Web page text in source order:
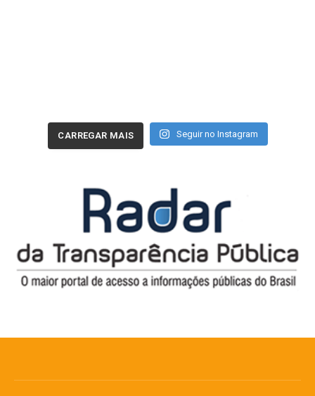
CARREGAR MAIS Seguir no Instagram